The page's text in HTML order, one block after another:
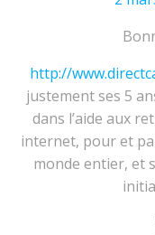
http://
justement ses 5
dans l’aide aux
internet, pour et
monde entier, et